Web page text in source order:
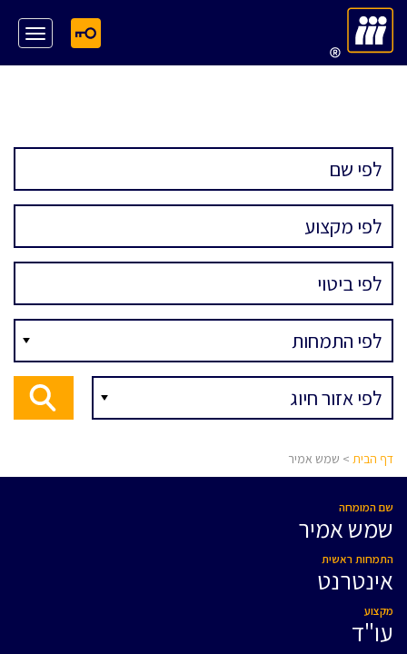
דף הבית > שמש אמיר
שם המומחה
שמש אמיר
התמחות ראשית
אינטרנט
מקצוע
עו"ד